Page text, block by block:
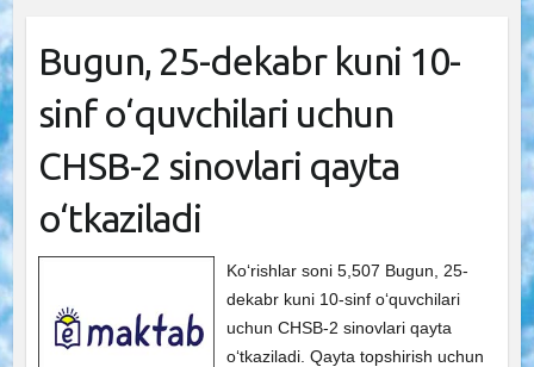
Bugun, 25-dekabr kuni 10-
sinf o‘quvchilari uchun
CHSB-2 sinovlari qayta
o‘tkaziladi
Ko‘rishlar soni 5,507 Bugun, 25-
dekabr kuni 10-sinf o‘quvchilari
uchun CHSB-2 sinovlari qayta
o‘tkaziladi. Qayta topshirish uchun